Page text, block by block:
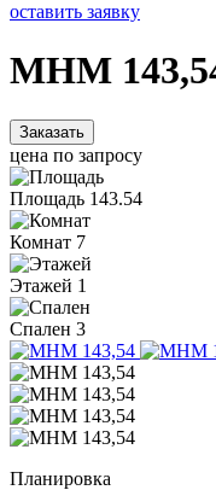
оставить заявку
MHM
Заказать
цена по запросу
Площадь 143.54
Комнат 7
Этажей 1
Спален 3
Планировка